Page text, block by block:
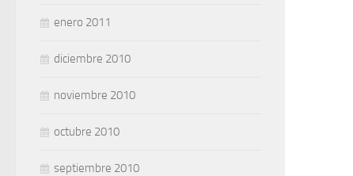
enero 2011
diciembre 2010
noviembre 2010
octubre 2010
septiembre 2010